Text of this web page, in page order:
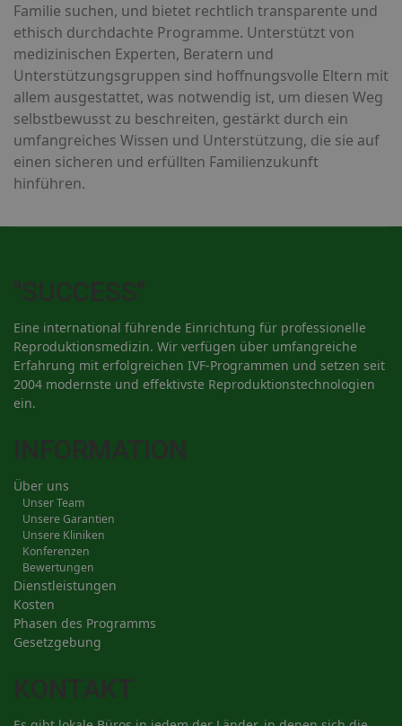
Familie suchen, und bietet rechtlich transparente und
ethisch durchdachte Programme. Unterstützt von
medizinischen Experten, Beratern und
Unterstützungsgruppen sind hoffnungsvolle Eltern mit
allem ausgestattet, was notwendig ist, um diesen Weg
selbstbewusst zu beschreiten, gestärkt durch ein
umfangreiches Wissen und Unterstützung, die sie auf
einen sicheren und erfüllten Familienzukunft
hinführen.
"SUCCESS"
Eine international führende Einrichtung für professionelle
Reproduktionsmedizin. Wir verfügen über umfangreiche
Erfahrung mit erfolgreichen IVF-Programmen und setzen seit
2004 modernste und effektivste Reproduktionstechnologien
ein.
INFORMATION
Über uns
Unser Team
Unsere Garantien
Unsere Kliniken
Konferenzen
Bewertungen
Dienstleistungen
Kosten
Phasen des Programms
Gesetzgebung
KONTAKT